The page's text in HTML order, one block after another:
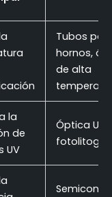
Tubos
hornos,
de alta
la
de
UV
Óptica UV,